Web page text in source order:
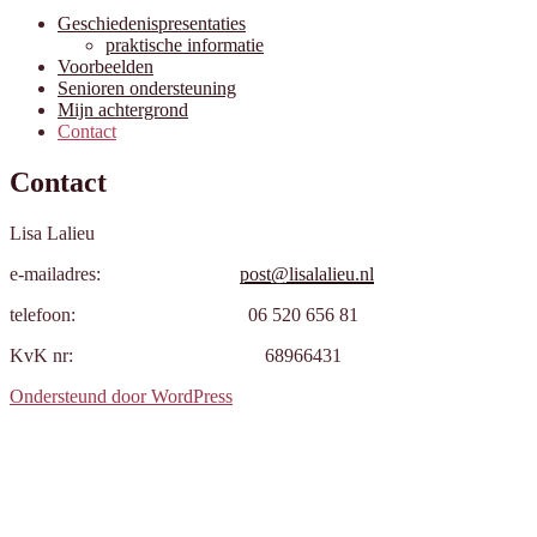
Geschiedenispresentaties
praktische informatie
Voorbeelden
Senioren ondersteuning
Mijn achtergrond
Contact
Contact
Lisa Lalieu
e-mailadres: post@lisalalieu.nl
telefoon: 06 520 656 81
KvK nr: 68966431
Ondersteund door WordPress